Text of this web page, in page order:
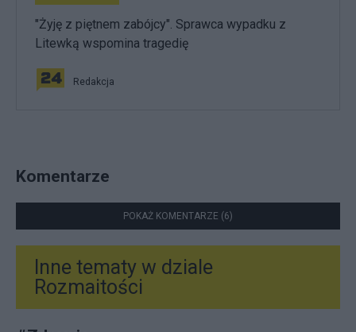
"Żyję z piętnem zabójcy". Sprawca wypadku z
Litewką wspomina tragedię
Redakcja
Komentarze
POKAŻ KOMENTARZE (6)
Inne tematy w dziale
Rozmaitości